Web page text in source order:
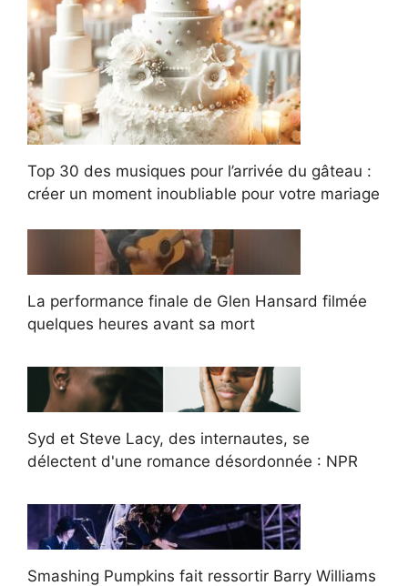
Top 30 des musiques pour l’arrivée du gâteau :
créer un moment inoubliable pour votre mariage
La performance finale de Glen Hansard filmée
quelques heures avant sa mort
Syd et Steve Lacy, des internautes, se
délectent d'une romance désordonnée : NPR
Smashing Pumpkins fait ressortir Barry Williams